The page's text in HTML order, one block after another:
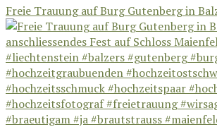
Freie Trauung auf Burg Gutenberg in